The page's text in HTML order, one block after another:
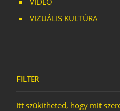
VIZUÁLIS KULTÚRA
FILTER
Itt szűkítheted, hogy mit